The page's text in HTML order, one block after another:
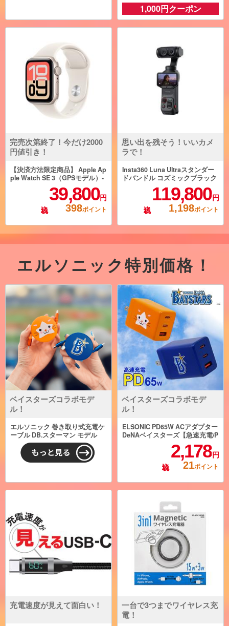
1,000円クーポン
完売次第終了！今だけ2000
円値引き！
【決済方法限定商品】 Apple Ap
ple Watch SE 3（GPSモデル）-
40mmスターライトアルミニウ
ムケースとスターライトスポー
ツバンド - S/M MEH34J-A
39,800円
398ポイント
思い出を残そう！いいカメ
ラで！
Insta360 Luna Ultraスタンダー
ドバンドル コズミックブラック
CINSABTA-LUNAULTRA01
119,800 円
1,198ポイント
エルソニック特別価格！
ベイスターズコラボモデ
ル！
エルソニック 巻き取り式充電ケ
ーブル DB.スターマン モデル
ベイスターズコラボモデ
ル！
ELSONIC PD65W ACアダプター
DeNAベイスターズ【急速充電/P
D65W/ACアダプター3個口/PC、
携帯、iPad】 EC-PD65WAB
2,178 円
21ポイント
充電速度が見えて面白い！
一台で3つまでワイヤレス充
電！